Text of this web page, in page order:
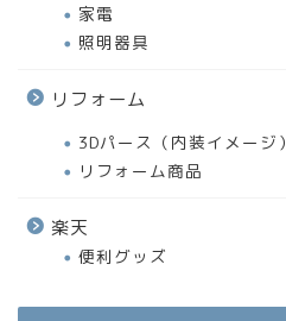
家電
照明器具
リフォーム
3Dパース（内装イメージ）
リフォーム商品
楽天
便利グッズ